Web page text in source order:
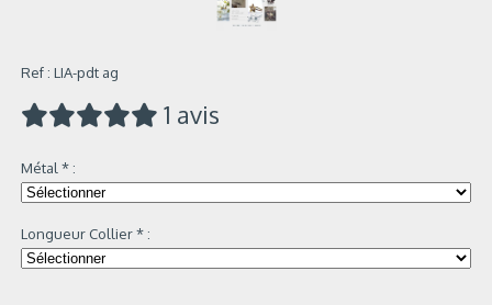
Ref : LIA-pdt ag
1 avis
Métal* :
Longueur Collier* :